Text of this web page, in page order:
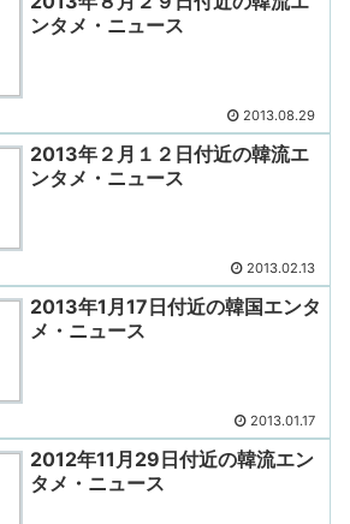
ンタメ・ニュース
2013.08.29
2013年２月１２日付近の韓流エ
ンタメ・ニュース
2013.02.13
2013年1月17日付近の韓国エンタ
メ・ニュース
2013.01.17
2012年11月29日付近の韓流エン
タメ・ニュース